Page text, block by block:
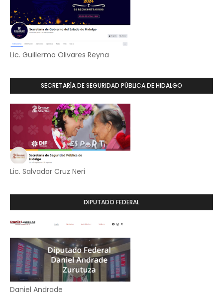
Lic. Guillermo Olivares Reyna
SECRETARÍA DE SEGURIDAD PÚBLICA DE HIDALGO
Lic. Salvador Cruz Neri
DIPUTADO FEDERAL
Daniel Andrade